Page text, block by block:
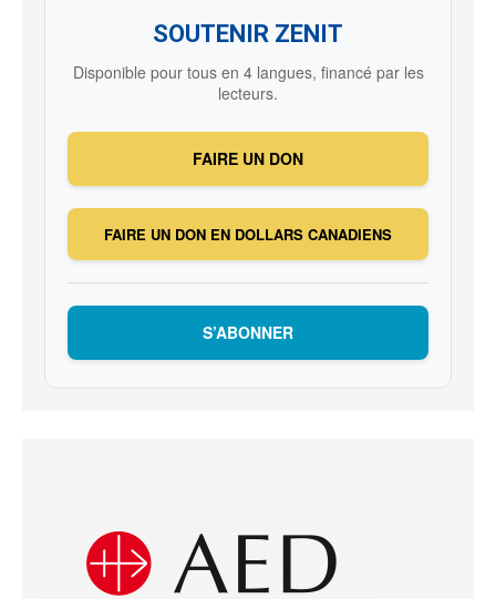
SOUTENIR ZENIT
Disponible pour tous en 4 langues, financé par les
lecteurs.
FAIRE UN DON
FAIRE UN DON EN DOLLARS CANADIENS
S’ABONNER